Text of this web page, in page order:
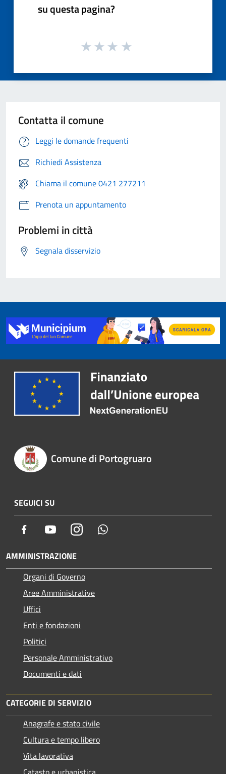
su questa pagina?
Contatta il comune
Leggi le domande frequenti
Richiedi Assistenza
Chiama il comune 0421 277211
Prenota un appuntamento
Problemi in città
Segnala disservizio
Comune di Portogruaro
SEGUICI SU
Facebook YoutubeInstagram
AMMINISTRAZIONE
Organi di Governo
Aree Amministrative
Uffici
Enti e fondazioni
Politici
Personale Amministrativo
Documenti e dati
CATEGORIE DI SERVIZIO
Anagrafe e stato civile
Cultura e tempo libero
Vita lavorativa